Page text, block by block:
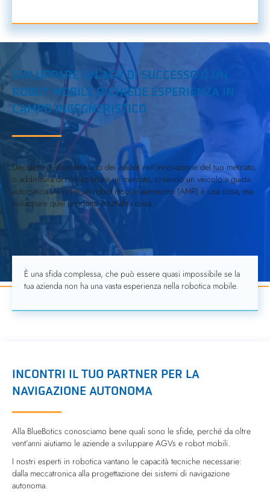
SVILUPPARE UN AGV DI SUCCESSO O UN
ROBOT MOBILE RICHIEDE ESPERIENZA IN
CAMPO INGEGNERISTICO
Decidere di diventare uno dei leader nell'innovazione del tuo mercato,
o addirittura di rivoluzionare un mercato, creando un veicolo a guida
automatica (AGV) o un robot mobile autonomo (AMR) è una cosa, ma
sviluppare quel prodotto è tutt’altra cosa.
È una sfida complessa, che può essere quasi impossibile se la
tua azienda non ha una vasta esperienza nella robotica mobile.
INCONTRI IL TUO PARTNER PER LA
NAVIGAZIONE AUTONOMA
Alla BlueBotics conosciamo bene quali sono le sfide, perché da oltre
vent’anni aiutiamo le aziende a sviluppare AGVs e robot mobili.
I nostri esperti in robotica vantano le capacità tecniche necessarie:
dalla meccatronica alla progettazione dei sistemi di navigazione
autonoma.